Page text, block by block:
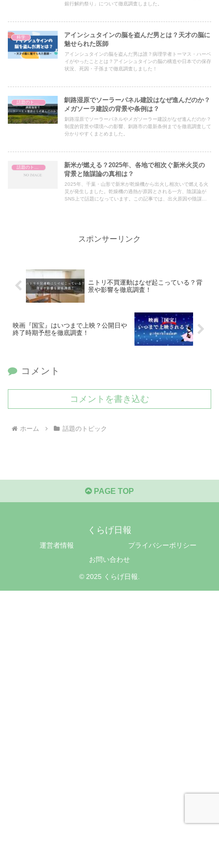
銀行解約祭り」について徹底調査しました。
科学
アインシュタインの脳を盗んだ男とは？天才の脳に
魅せられた医師
アインシュタインの脳を盗んだ男は誰？病理学者トーマス・ハーベ
イがやったこととは？アインシュタインの脳の構造や日本での保存
状況、死因・子孫まで徹底調査しました！
釧路湿原でソーラーパネル建設はなぜ進んだのか？
メガソーラ建設の背景や条例は？
釧路湿原でソーラーパネルやメガソーラー建設がなぜ進んだのか？
制度的背景や環境への影響、釧路市の最新条例までを徹底調査して
分かりやすくまとめました。
新米が燃える？2025年、各地で相次ぐ新米火災の
背景と陰謀論の真相は？
2025年、千葉・山形で新米が乾燥機から出火し相次いで燃える火
災が発生しました。乾燥機の過熱が原因とされる一方、陰謀論が
SNS上で話題になっています。この記事では、出火原因や陰謀論
スポンサーリンク
ニトリ不買運動はなぜ起こっている？背
景や影響を徹底調査！
映画『国宝』はいつまで上映？公開日や
終了時期予想を徹底調査！
コメント
コメントを書き込む
ホーム 話題のトピック
PAGE TOP
くらげ日報
運営者情報
プライバシーポリシー
お問い合わせ
© 2025 くらげ日報.